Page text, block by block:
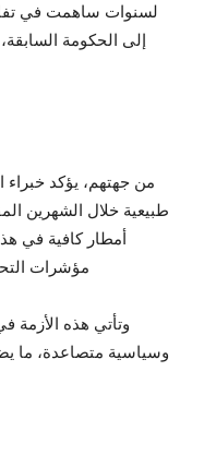
لسنوات ساهمت في
إلى الحكومة
من جهتهم، يؤكد خبراء
طبيعية خلال الشهرين
أمطار كافية في
مؤشرات
وتأتي هذه الأزمة
وسياسية متصاعدة، ما